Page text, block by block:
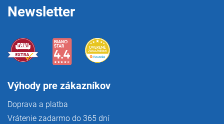
Newsletter
Výhody pre zákazníkov
Doprava a platba
Vrátenie zadarmo do 365 dní